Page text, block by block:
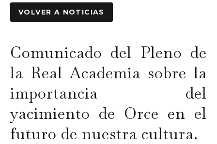
VOLVER A NOTICIAS
Comunicado del Pleno de
la Real Academia sobre la
importancia del
yacimiento de Orce en el
futuro de nuestra cultura.